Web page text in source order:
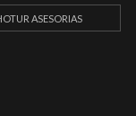
ASESORIAS